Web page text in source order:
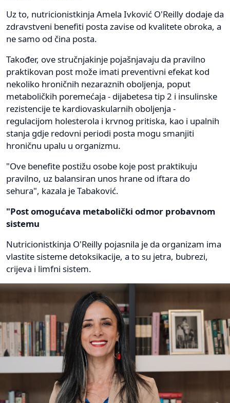
Uz to, nutricionistkinja Amela Ivković O'Reilly dodaje da
zdravstveni benefiti posta zavise od kvalitete obroka, a
ne samo od čina posta.
Također, ove stručnjakinje pojašnjavaju da pravilno
praktikovan post može imati preventivni efekat kod
nekoliko hroničnih nezaraznih oboljenja, poput
metaboličkih poremećaja - dijabetesa tip 2 i insulinske
rezistencije te kardiovaskularnih oboljenja -
regulacijom holesterola i krvnog pritiska, kao i upalnih
stanja gdje redovni periodi posta mogu smanjiti
hroničnu upalu u organizmu.
"Ove benefite postižu osobe koje post praktikuju
pravilno, uz balansiran unos hrane od iftara do
sehura", kazala je Tabaković.
"Post omogućava metabolički odmor probavnom
sistemu
Nutricionistkinja O'Reilly pojasnila je da organizam ima
vlastite sisteme detoksikacije, a to su jetra, bubrezi,
crijeva i limfni sistem.